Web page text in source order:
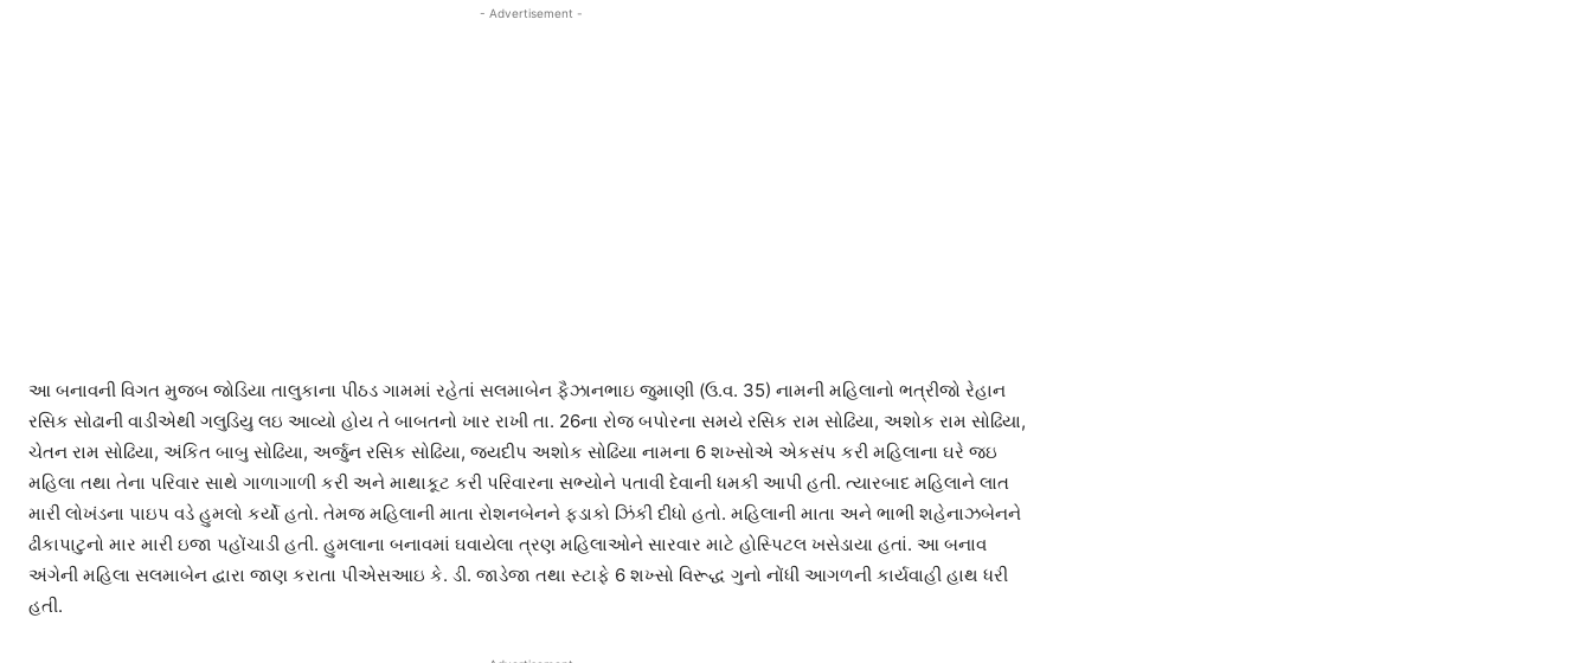
- Advertisement -
આ બનાવની વિગત મુજબ જોડિયા તાલુકાના પીઠડ ગામમાં રહેતાં સલમાબેન ફૈઝાનભાઇ જુમાણી (ઉ.વ. 35) નામની મહિલાનો ભત્રીજો રેહાન
રસિક સોઢાની વાડીએથી ગલુડિયુ લઇ આવ્યો હોય તે બાબતનો ખાર રાખી તા. 26ના રોજ બપોરના સમયે રસિક રામ સોઢિયા, અશોક રામ સોઢિયા,
ચેતન રામ સોઢિયા, અંકિત બાબુ સોઢિયા, અર્જુન રસિક સોઢિયા, જયદીપ અશોક સોઢિયા નામના 6 શખ્સોએ એકસંપ કરી મહિલાના ઘરે જઇ
મહિલા તથા તેના પરિવાર સાથે ગાળાગાળી કરી અને માથાકૂટ કરી પરિવારના સભ્યોને પતાવી દેવાની ધમકી આપી હતી. ત્યારબાદ મહિલાને લાત
મારી લોખંડના પાઇપ વડે હુમલો કર્યો હતો. તેમજ મહિલાની માતા રોશનબેનને ફડાકો ઝિંકી દીધો હતો. મહિલાની માતા અને ભાભી શહેનાઝબેનને
ઢીકાપાટુનો માર મારી ઇજા પહોંચાડી હતી. હુમલાના બનાવમાં ઘવાયેલા ત્રણ મહિલાઓને સારવાર માટે હોસ્પિટલ ખસેડાયા હતાં. આ બનાવ
અંગેની મહિલા સલમાબેન દ્વારા જાણ કરાતા પીએસઆઇ કે. ડી. જાડેજા તથા સ્ટાફે 6 શખ્સો વિરૂદ્ધ ગુનો નોંધી આગળની કાર્યવાહી હાથ ધરી
હતી.